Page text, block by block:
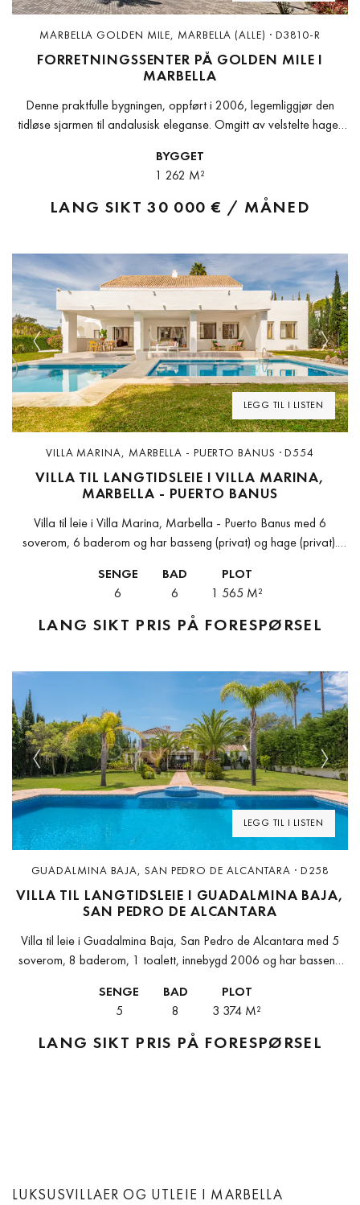
MARBELLA GOLDEN MILE, MARBELLA (ALLE) · D3810-R
FORRETNINGSSENTER PÅ GOLDEN MILE I
MARBELLA
Denne praktfulle bygningen, oppført i 2006, legemliggjør den
tidløse sjarmen til andalusisk eleganse. Omgitt av velstelte hager
med sin eksotiske tiltrekningskraft.Bygningen byr...
BYGGET
1 262 M²
LANG SIKT30 000 € / MÅNED
LEGG TIL I LISTEN
Previous Next
VILLA MARINA, MARBELLA - PUERTO BANUS · D554
VILLA TIL LANGTIDSLEIE I VILLA MARINA,
MARBELLA - PUERTO BANUS
Villa til leie i Villa Marina, Marbella - Puerto Banus med 6
soverom, 6 baderom og har basseng (privat) og hage (privat).
har...
SENGE
6
BAD
6
PLOT
1 565 M²
LANG SIKT PRIS PÅ FORESPØRSEL
LEGG TIL I LISTEN
Previous Next
GUADALMINA BAJA, SAN PEDRO DE ALCANTARA · D258
VILLA TIL LANGTIDSLEIE I GUADALMINA BAJA,
SAN PEDRO DE ALCANTARA
Villa til leie i Guadalmina Baja, San Pedro de Alcantara med 5
soverom, 8 baderom, 1 toalett, innebygd 2006 og har basseng
SENGE
5
BAD
8
PLOT
3 374 M²
LANG SIKT PRIS PÅ FORESPØRSEL
LUKSUSVILLAER OG UTLEIE I MARBELLA